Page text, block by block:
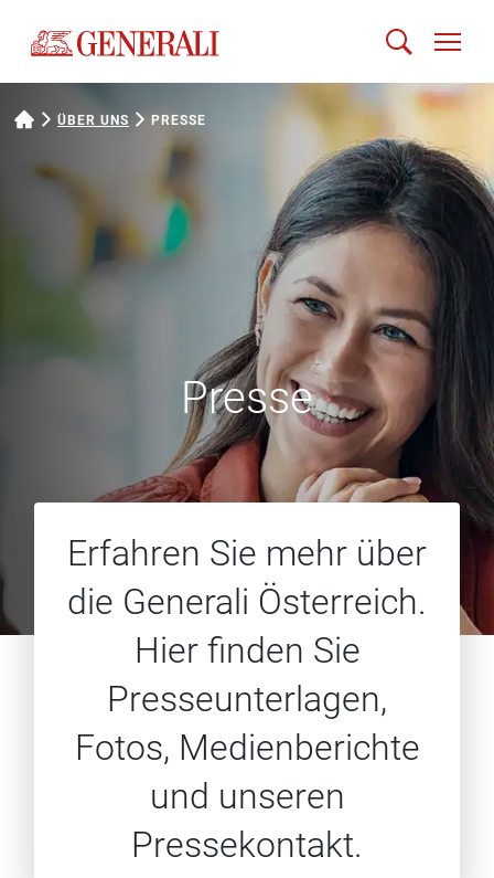
ÜBER UNS PRESSE
Presse
Erfahren Sie mehr über
die Generali Österreich.
Hier finden Sie
Presseunterlagen,
Fotos, Medienberichte
und unseren
Pressekontakt.